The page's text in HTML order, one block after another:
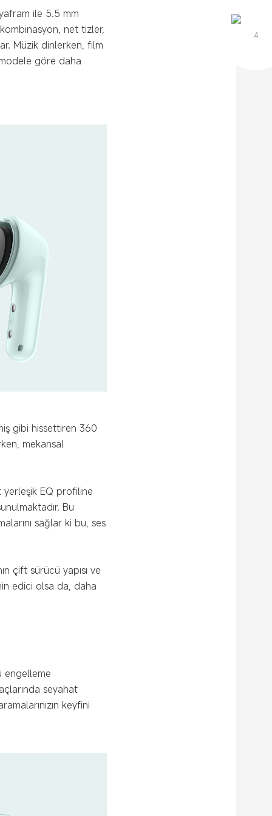
ile 5.5 mm
net tizler,
Müzik dinlerken, film
göre daha
gibi hissettiren 360
mekansal
yerleşik EQ profiline
Bu
sağlar ki bu, ses
çift sürücü yapısı ve
edici olsa da, daha
engelleme
seyahat
keyfini
4